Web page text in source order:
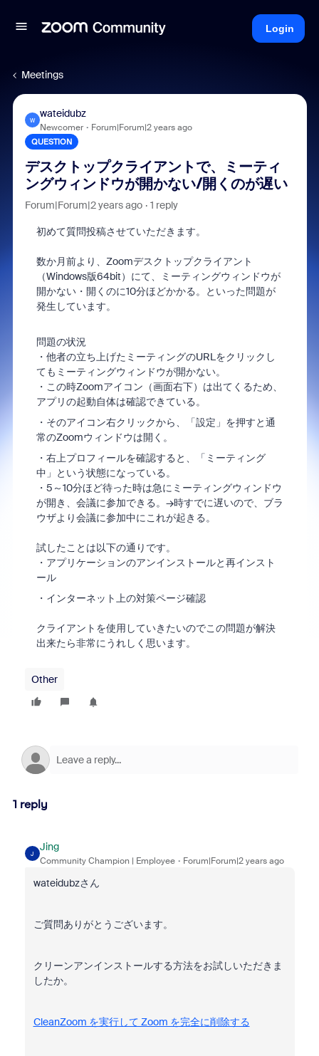
Login
Meetings
W
wateidubz
Newcomer Forum|Forum|2 years ago
QUESTION
デスクトップクライアントで、ミーティ
ングウィンドウが開かない/開くのが遅い
Forum|Forum|2 years ago 1 reply
初めて質問投稿させていただきます。
数か月前より、Zoomデスクトップクライアント
（Windows版64bit）にて、ミーティングウィンドウが
開かない・開くのに10分ほどかかる。といった問題が
発生しています。
問題の状況
・他者の立ち上げたミーティングのURLをクリックし
てもミーティングウィンドウが開かない。
・この時Zoomアイコン（画面右下）は出てくるため、
アプリの起動自体は確認できている。
・そのアイコン右クリックから、「設定」を押すと通
常のZoomウィンドウは開く。
・右上プロフィールを確認すると、「ミーティング
中」という状態になっている。
・5～10分ほど待った時は急にミーティングウィンドウ
が開き、会議に参加できる。→時すでに遅いので、ブラ
ウザより会議に参加中にこれが起きる。
試したことは以下の通りです。
・アプリケーションのアンインストールと再インスト
ール
・インターネット上の対策ページ確認
クライアントを使用していきたいのでこの問題が解決
出来たら非常にうれしく思います。
Other
1 reply
J
Jing
Community Champion | Employee Forum|Forum|2 years ago
wateidubzさん
ご質問ありがとうございます。
クリーンアンインストールする方法をお試しいただきま
したか。
CleanZoom を実行して Zoom を完全に削除する